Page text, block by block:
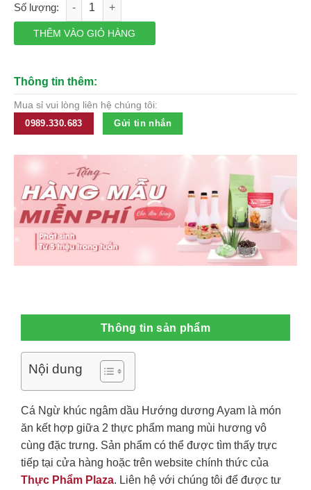
THÊM VÀO GIỎ HÀNG
Thông tin thêm:
Mua sỉ vui lòng liên hệ chúng tôi:
0989.330.683
Gửi tin nhắn
Thông tin sản phẩm
Nội dung
Cá Ngừ khúc ngâm dầu Hướng dương Ayam là món
ăn kết hợp giữa 2 thực phẩm mang mùi hương vô
cùng đặc trưng. Sản phẩm có thể được tìm thấy trực
tiếp tại cửa hàng hoặc trên website chính thức của
Thực Phẩm Plaza. Liên hệ với chúng tôi để được tư